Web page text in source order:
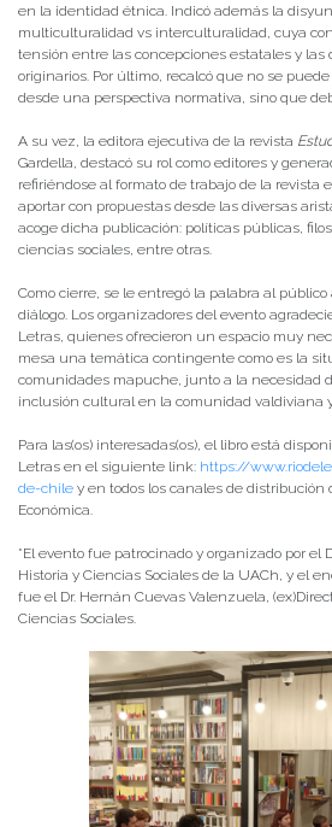
en la identidad étnica. Indicó además la
multiculturalidad vs interculturalidad, cuya
tensión entre las concepciones estatales y las
originarios. Por último, recalcó que no se
desde una perspectiva normativa, sino que
A su vez, la editora ejecutiva de la revista
Gardella, destacó su rol como editores y
refiriéndose al formato de trabajo de la revista
aportar con propuestas desde las diversas
acoge dicha publicación: políticas públicas,
ciencias sociales, entre otras.
Como cierre, se le entregó la palabra al
diálogo. Los organizadores del evento
Letras, quienes ofrecieron un espacio muy
mesa una temática contingente como es la
comunidades mapuche, junto a la necesidad
inclusión cultural en la comunidad valdiviana
Para las(os) interesadas(os), el libro está
Letras en el siguiente link: https://
de-chile y en todos los canales de distribución
Económica.
*El evento fue patrocinado y organizado por el
Historia y Ciencias Sociales de la UACh, y el
fue el Dr. Hernán Cuevas Valenzuela,
Ciencias Sociales.